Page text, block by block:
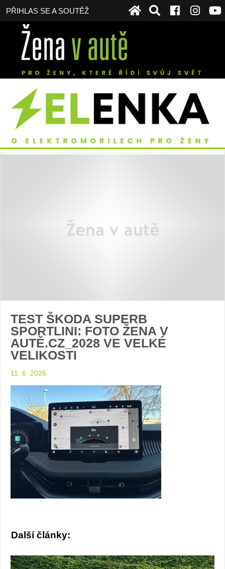
PŘIHLAS SE A SOUTĚŽ
TEST ŠKODA SUPERB
SPORTLINI: FOTO ŽENA V
AUTĚ.CZ_2028 VE VELKÉ
VELIKOSTI
11. 6. 2026
Další články: